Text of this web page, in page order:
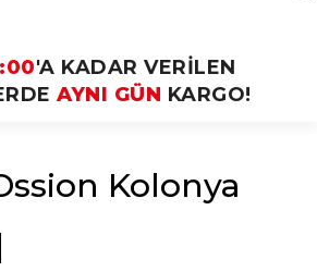
'A KADAR VERİLEN
AYNI GÜN KARGO!
Kolonya